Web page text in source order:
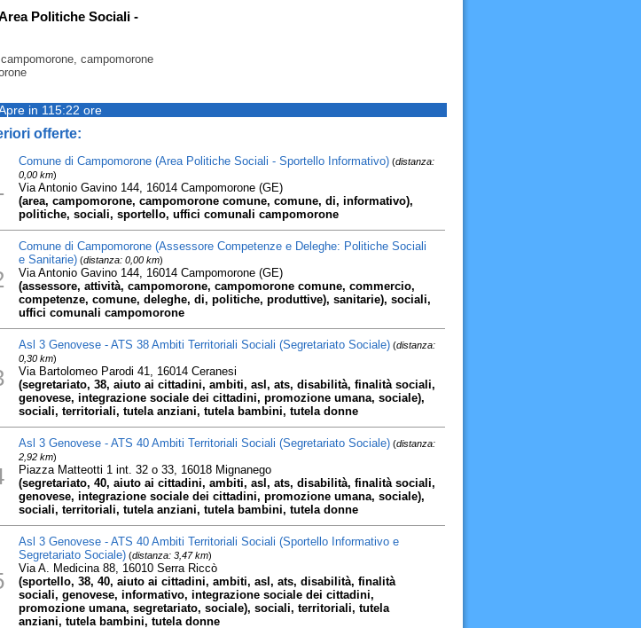
Politiche Sociali -
campomorone
in 115:22 ore
offerte:
Comune di Campomorone (Area Politiche Sociali - Sportello Informativo)(distanza:
0,00 km)
Via Antonio Gavino 144, 16014 Campomorone (GE)
(area, campomorone, campomorone comune, comune, di, informativo),
politiche, sociali, sportello, uffici comunali campomorone
Comune di Campomorone (Assessore Competenze e Deleghe: Politiche Sociali
e Sanitarie)(distanza: 0,00 km)
Via Antonio Gavino 144, 16014 Campomorone (GE)
(assessore, attività, campomorone, campomorone comune, commercio,
competenze, comune, deleghe, di, politiche, produttive), sanitarie), sociali,
uffici comunali campomorone
Asl 3 Genovese - ATS 38 Ambiti Territoriali Sociali (Segretariato Sociale)(distanza:
0,30 km)
Via Bartolomeo Parodi 41, 16014 Ceranesi
(segretariato, 38, aiuto ai cittadini, ambiti, asl, ats, disabilità, finalità sociali,
genovese, integrazione sociale dei cittadini, promozione umana, sociale),
sociali, territoriali, tutela anziani, tutela bambini, tutela donne
Asl 3 Genovese - ATS 40 Ambiti Territoriali Sociali (Segretariato Sociale)(distanza:
2,92 km)
Piazza Matteotti 1 int. 32 o 33, 16018 Mignanego
(segretariato, 40, aiuto ai cittadini, ambiti, asl, ats, disabilità, finalità sociali,
genovese, integrazione sociale dei cittadini, promozione umana, sociale),
sociali, territoriali, tutela anziani, tutela bambini, tutela donne
Asl 3 Genovese - ATS 40 Ambiti Territoriali Sociali (Sportello Informativo e
Segretariato Sociale)(distanza: 3,47 km)
Via A. Medicina 88, 16010 Serra Riccò
(sportello, 38, 40, aiuto ai cittadini, ambiti, asl, ats, disabilità, finalità
sociali, genovese, informativo, integrazione sociale dei cittadini,
promozione umana, segretariato, sociale), sociali, territoriali, tutela
anziani, tutela bambini, tutela donne